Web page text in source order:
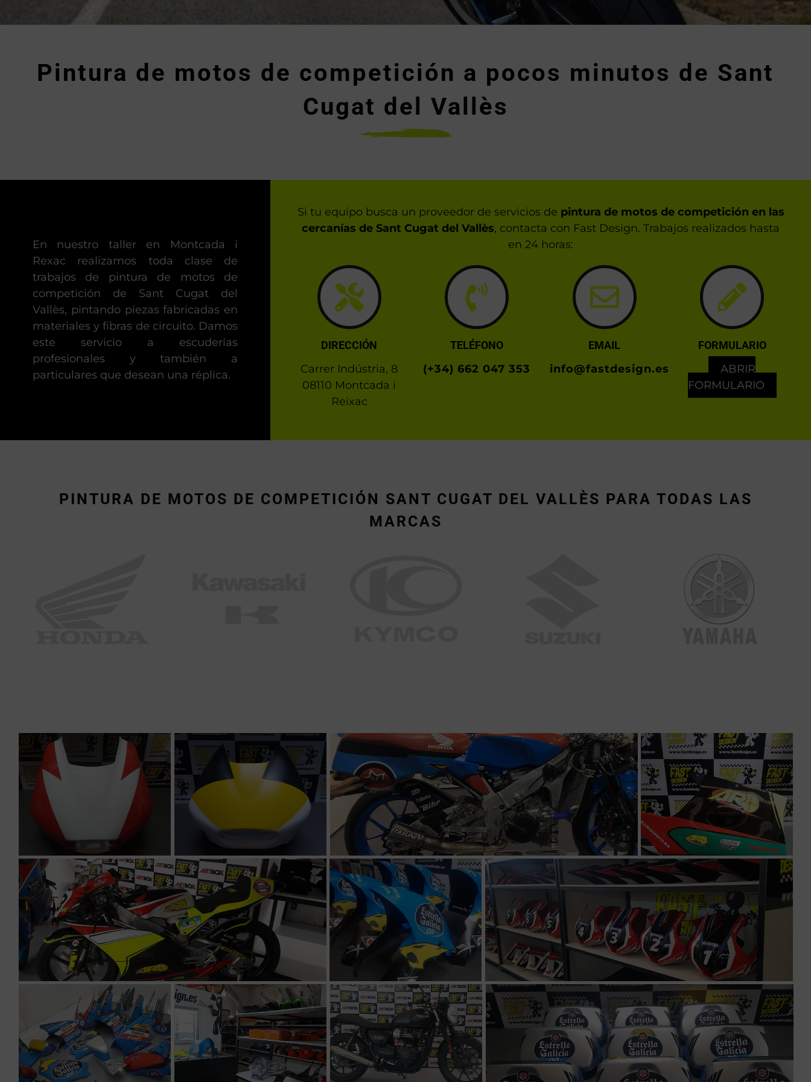
Pintura de motos de competición a pocos minutos de Sant
Cugat del Vallès
En nuestro taller en Montcada i
Rexac realizamos toda clase de
trabajos de pintura de motos de
competición de Sant Cugat del
Vallès, pintando piezas fabricadas en
materiales y fibras de circuito. Damos
este servicio a escuderías
profesionales y también a
particulares que desean una réplica.
Si tu equipo busca un proveedor de servicios de pintura de motos de competición en las
cercanías de Sant Cugat del Vallès, contacta con Fast Design. Trabajos realizados hasta
en 24 horas:
DIRECCIÓN
Carrer Indústria, 8
08110 Montcada i
Reixac
TELÉFONO
(+34) 662 047 353
EMAIL
info@fastdesign.es
FORMULARIO
ABRIR
FORMULARIO
PINTURA DE MOTOS DE COMPETICIÓN SANT CUGAT DEL VALLÈS PARA TODAS LAS
MARCAS